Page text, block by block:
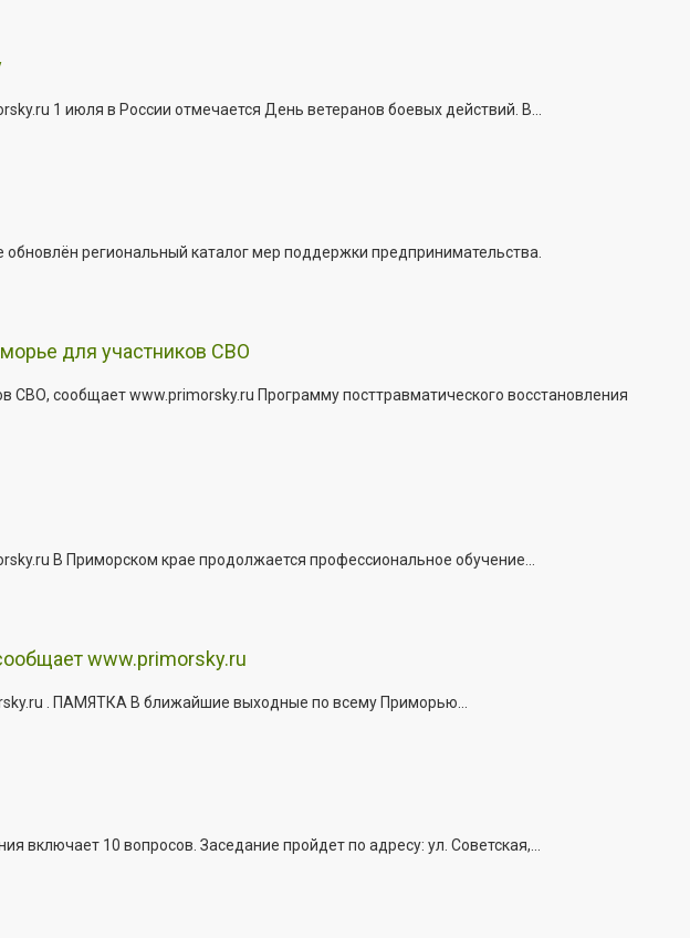
1 июля в России отмечается День ветеранов боевых действий. В...
региональный каталог мер поддержки предпринимательства.
для участников СВО
СВО, сообщает www.primorsky.ru Программу посттравматического восстановления
В Приморском крае продолжается профессиональное обучение...
www.primorsky.ru
. ПАМЯТКА В ближайшие выходные по всему Приморью...
включает 10 вопросов. Заседание пройдет по адресу: ул. Советская,...